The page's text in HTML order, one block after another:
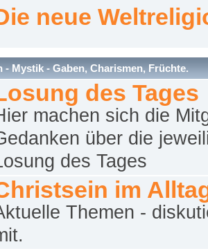
neue
- Mystik - Gaben, Charismen, Früchte.
des Tages
machen sich die
über die
des Tages
im
Themen -